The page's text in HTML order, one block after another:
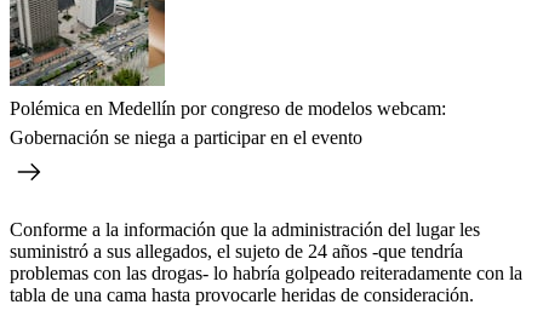
Polémica en Medellín por congreso de modelos webcam:
Gobernación se niega a participar en el evento
Conforme a la información que la administración del lugar les
suministró a sus allegados, el sujeto de 24 años -que tendría
problemas con las drogas- lo habría golpeado reiteradamente con la
tabla de una cama hasta provocarle heridas de consideración.